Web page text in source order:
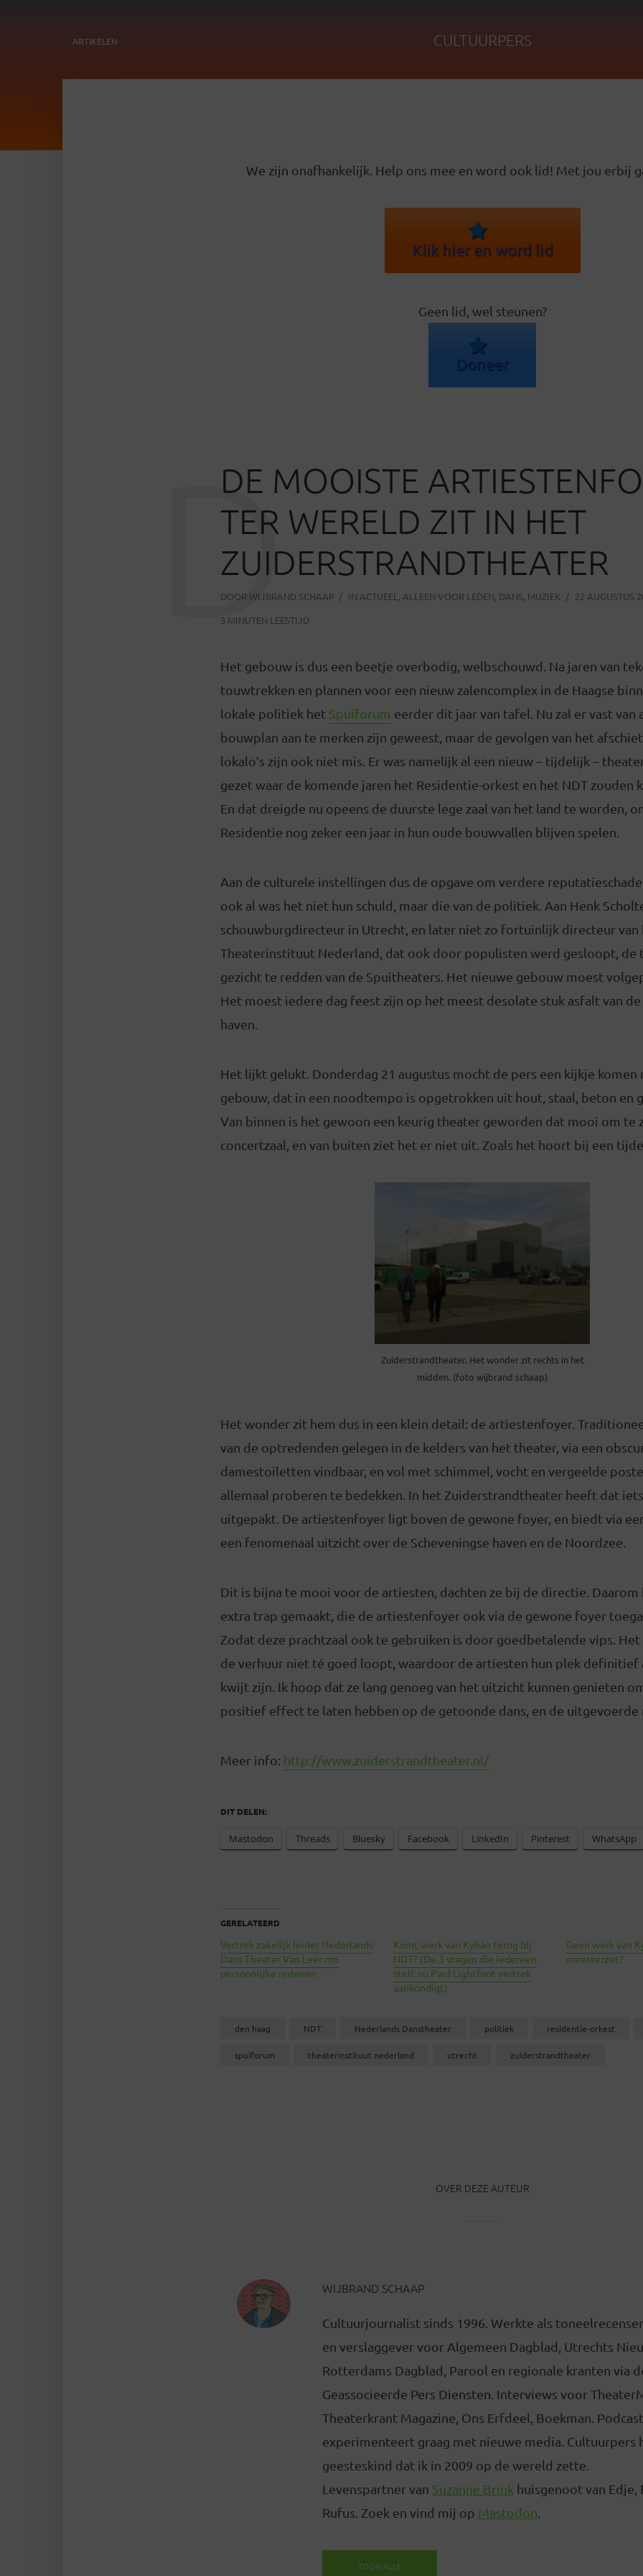
ARTIKELEN CULTUURPERS
We zijn onafhankelijk. Help ons mee en word ook lid! Met jou erbij
Klik hier en word lid
Geen lid, wel steunen?
Doneer
DE MOOISTE
TER WERELD ZIT IN HET
ZUIDERSTRANDTHEATER
DOOR WIJBRAND SCHAAP IN ACTUEEL , ALLEEN VOOR LEDEN, DANS, MUZIEK
22 AUGUSTUS
3 MINUTEN LEESTIJD
D
Het gebouw is dus een beetje overbodig, welbschouwd. Na jaren van
touwtrekken en plannen voor een nieuw zalencomplex in de Haagse
lokale politiek het Spuiforum eerder dit jaar van tafel. Nu zal er vast van
bouwplan aan te merken zijn geweest, maar de gevolgen van het
lokalo’s zijn ook niet mis. Er was namelijk al een nieuw – tijdelijk –
gezet waar de komende jaren het Residentie-orkest en het NDT zouden
En dat dreigde nu opeens de duurste lege zaal van het land te worden,
Residentie nog zeker een jaar in hun oude bouwvallen blijven spelen.
Aan de culturele instellingen dus de opgave om verdere
ook al was het niet hun schuld, maar die van de politiek. Aan Henk
schouwburgdirecteur in Utrecht, en later niet zo fortuinlijk directeur van
Theaterinstituut Nederland, dat ook door populisten werd gesloopt, de
gezicht te redden van de Spuitheaters. Het nieuwe gebouw moest
Het moest iedere dag feest zijn op het meest desolate stuk asfalt van de
haven.
Het lijkt gelukt. Donderdag 21 augustus mocht de pers een kijkje komen
gebouw, dat in een noodtempo is opgetrokken uit hout, staal, beton en
Van binnen is het gewoon een keurig theater geworden dat mooi om te
concertzaal, en van buiten ziet het er niet uit. Zoals het hoort bij een
Zuiderstrandtheater. Het wonder zit rechts in het
midden. (foto wijbrand schaap)
Het wonder zit hem dus in een klein detail: de artiestenfoyer.
van de optredenden gelegen in de kelders van het theater, via een
damestoiletten vindbaar, en vol met schimmel, vocht en vergeelde
allemaal proberen te bedekken. In het Zuiderstrandtheater heeft dat
uitgepakt. De artiestenfoyer ligt boven de gewone foyer, en biedt via
een fenomenaal uitzicht over de Scheveningse haven en de Noordzee.
Dit is bijna te mooi voor de artiesten, dachten ze bij de directie. Daarom
extra trap gemaakt, die de artiestenfoyer ook via de gewone foyer
Zodat deze prachtzaal ook te gebruiken is door goedbetalende vips.
de verhuur niet té goed loopt, waardoor de artiesten hun plek definitief
kwijt zijn. Ik hoop dat ze lang genoeg van het uitzicht kunnen genieten
positief effect te laten hebben op de getoonde dans, en de uitgevoerde
Meer info: http://www.zuiderstrandtheater.nl/
DIT DELEN:
Mastodon Threads Bluesky Facebook LinkedIn Pinterest WhatsApp
GERELATEERD
Vertrek zakelijk leider Nederlands
Dans Theater Van Leer om
persoonlijke redenen
Komt werk van Kylián terug bij
NDT? (De 3 vragen die iedereen
stelt nu Paul Lightfoot vertrek
aankondigt)
Geen werk van
meesterzet?
den haag NDT Nederlands Danstheater politiek residentie-orkest
spuiforum theaterinstituut nederland utrecht zuiderstrandtheater
OVER DEZE AUTEUR
WIJBRAND SCHAAP
Cultuurjournalist sinds 1996. Werkte als
en verslaggever voor Algemeen Dagblad, Utrechts
Rotterdams Dagblad, Parool en regionale kranten via
Geassocieerde Pers Diensten. Interviews voor
Theaterkrant Magazine, Ons Erfdeel, Boekman.
experimenteert graag met nieuwe media. Cultuurpers
geesteskind dat ik in 2009 op de wereld zette.
Levenspartner van Suzanne Brink huisgenoot van Edje,
Rufus. Zoek en vind mij op Mastodon.
TOON ALLE